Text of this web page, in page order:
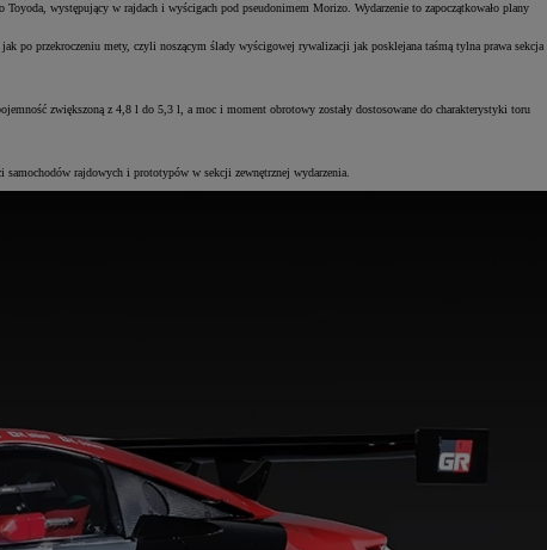
występujący w rajdach i wyścigach pod pseudonimem Morizo. Wydarzenie to zapoczątkowało plany
po przekroczeniu mety, czyli noszącym ślady wyścigowej rywalizacji jak posklejana taśmą tylna prawa sekcja
zwiększoną z 4,8 l do 5,3 l, a moc i moment obrotowy zostały dostosowane do charakterystyki toru
rajdowych i prototypów w sekcji zewnętrznej wydarzenia.